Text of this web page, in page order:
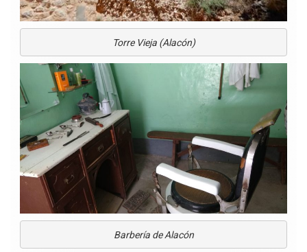
Torre Vieja (Alacón)
Barbería de Alacón